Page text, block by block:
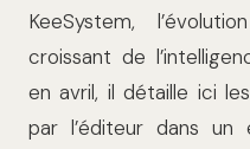
KeeSystem,
croissant de
en avril, il détaille ici
par l’éditeur dans un